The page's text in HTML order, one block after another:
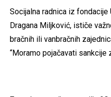
Socijalna radnica iz fondacije
Dragana Miljković, ističe
bračnih ili vanbračnih
“Moramo pojačavati sankcije